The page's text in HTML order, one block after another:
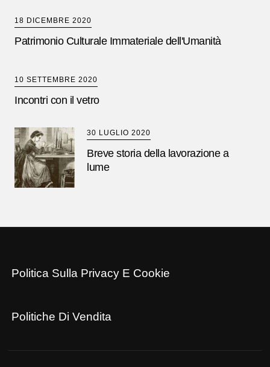
18 DICEMBRE 2020
Patrimonio Culturale Immateriale dell'Umanità
10 SETTEMBRE 2020
Incontri con il vetro
30 LUGLIO 2020
Breve storia della lavorazione a
lume
Politica Sulla Privacy E Cookie
Politiche Di Vendita